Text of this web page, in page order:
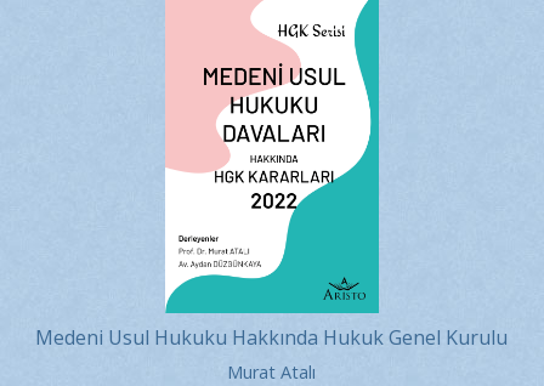
Medeni Usul Hukuku Hakkında Hukuk Genel Kurulu
Kararları - 2022
Murat Atalı